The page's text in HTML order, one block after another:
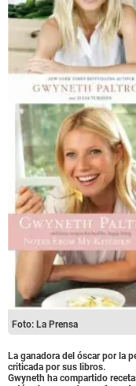
Foto: La Prensa
La ganadora del óscar por la
criticada por sus libros.
Gwyneth ha compartido